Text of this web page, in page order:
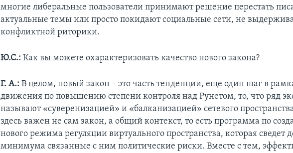
многие либеральные пользователи принимают решение перестать
актуальные темы или просто покидают социальные сети, не
конфликтной риторики.
Ю.С.: Как вы можете охарактеризовать качество нового закона?
Г. А.: В целом, новый закон – это часть тенденции, еще один шаг в
движения по повышению степени контроля над Рунетом, то, что ряд
называют «суверенизацией» и «балканизацией» сетевого
здесь важен не сам закон, а общий контекст, то есть программа по
нового режима регуляции виртуального пространства, которая сведет
минимума связанные с ним политические риски. Вместе с тем,